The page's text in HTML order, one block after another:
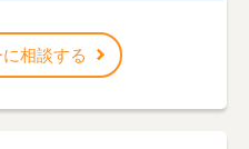
相談する